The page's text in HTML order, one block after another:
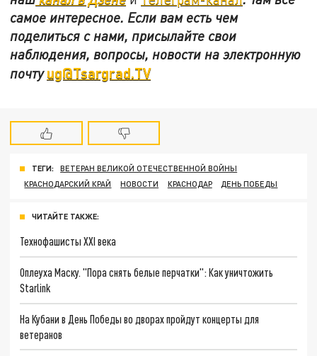
самое интересное. Если вам есть чем
поделиться с нами, присылайте свои
наблюдения, вопросы, новости на электронную
почтуug@Tsargrad.TV
ТЕГИ:
ВЕТЕРАН ВЕЛИКОЙ ОТЕЧЕСТВЕННОЙ ВОЙНЫ
КРАСНОДАРСКИЙ КРАЙ
НОВОСТИ КРАСНОДАР ДЕНЬ ПОБЕДЫ
ЧИТАЙТЕ ТАКЖЕ:
Технофашисты XXI века
Оплеуха Маску. "Пора снять белые перчатки": Как уничтожить
Starlink
На Кубани в День Победы во дворах пройдут концерты для
ветеранов